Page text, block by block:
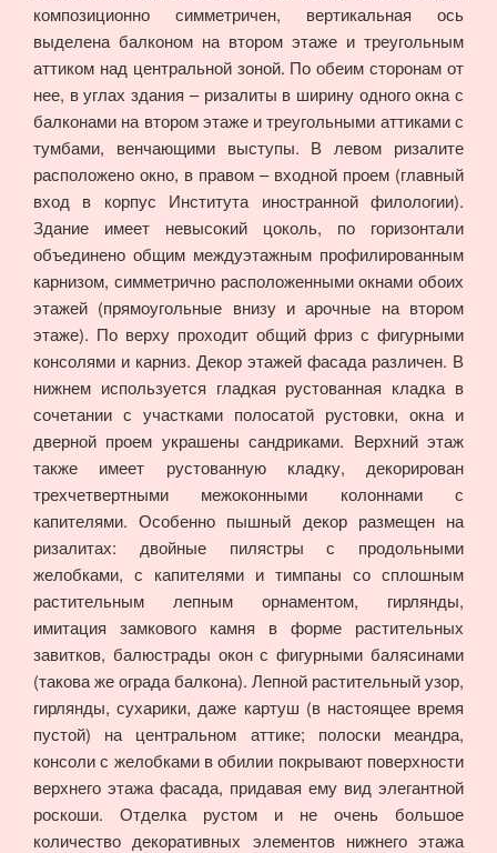
композиционно симметричен, вертикальная ось
выделена балконом на втором этаже и треугольным
аттиком над центральной зоной. По обеим сторонам от
нее, в углах здания – ризалиты в ширину одного окна с
балконами на втором этаже и треугольными аттиками с
тумбами, венчающими выступы. В левом ризалите
расположено окно, в правом – входной проем (главный
вход в корпус Института иностранной филологии).
Здание имеет невысокий цоколь, по горизонтали
объединено общим междуэтажным профилированным
карнизом, симметрично расположенными окнами обоих
этажей (прямоугольные внизу и арочные на втором
этаже). По верху проходит общий фриз с фигурными
консолями и карниз. Декор этажей фасада различен. В
нижнем используется гладкая рустованная кладка в
сочетании с участками полосатой рустовки, окна и
дверной проем украшены сандриками. Верхний этаж
также имеет рустованную кладку, декорирован
трехчетвертными межоконными колоннами с
капителями. Особенно пышный декор размещен на
ризалитах: двойные пилястры с продольными
желобками, с капителями и тимпаны со сплошным
растительным лепным орнаментом, гирлянды,
имитация замкового камня в форме растительных
завитков, балюстрады окон с фигурными балясинами
(такова же ограда балкона). Лепной растительный узор,
гирлянды, сухарики, даже картуш (в настоящее время
пустой) на центральном аттике; полоски меандра,
консоли с желобками в обилии покрывают поверхности
верхнего этажа фасада, придавая ему вид элегантной
роскоши. Отделка рустом и не очень большое
количество декоративных элементов нижнего этажа